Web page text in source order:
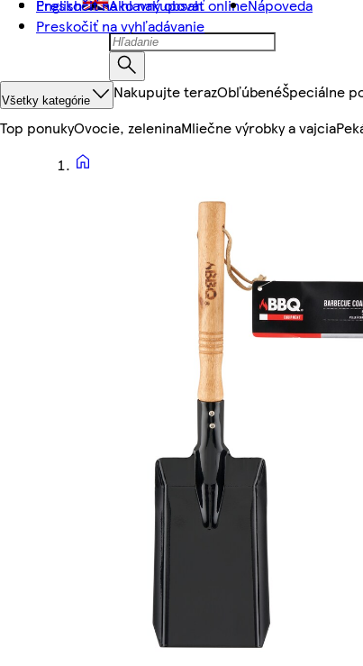
Preskočiť na hlavný obsah
Preskočiť na vyhľadávanie
English Ako nakupovať onlineNápoveda
Všetky kategórie Nakupujte terazObľúbenéŠpeciálne
Top ponukyOvocie, zeleninaMliečne výrobky a vajcia